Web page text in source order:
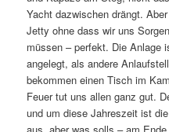
Yacht dazwischen drängt.
Jetty ohne dass wir uns
müssen – perfekt. Die Anlage
angelegt, als andere
bekommen einen Tisch im
Feuer tut uns allen ganz gut.
und um diese Jahreszeit ist